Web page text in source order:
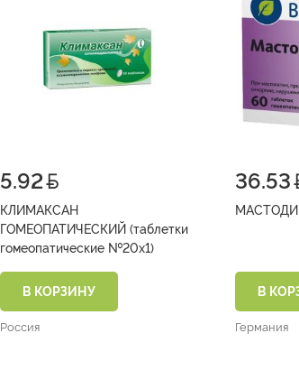
5.92
КЛИМАКСАН
ГОМЕОПАТИЧЕСКИЙ (таблетки
гомеопатические №20х1)
В КОРЗИНУ
Россия
36.53
В
Германия